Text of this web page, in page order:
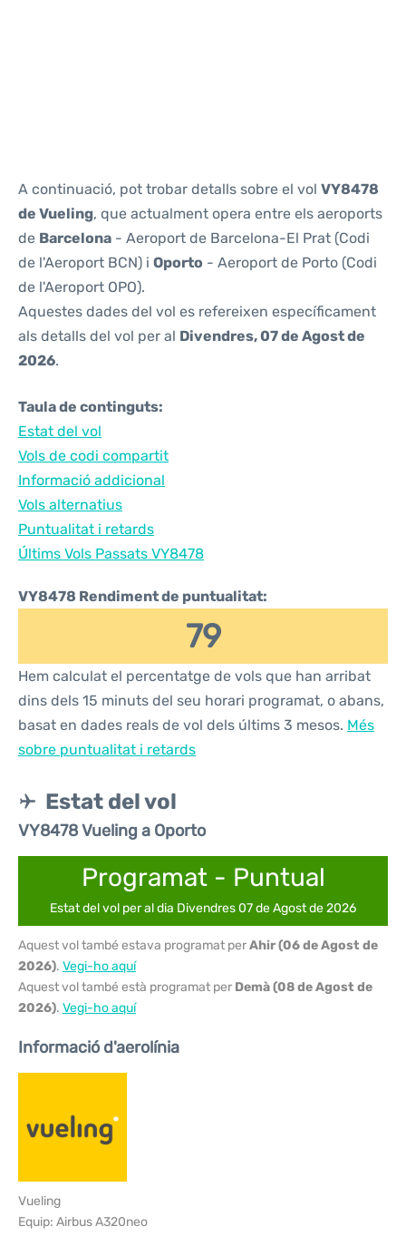
A continuació, pot trobar detalls sobre el vol VY8478
de Vueling, que actualment opera entre els aeroports
de Barcelona - Aeroport de Barcelona-El Prat (Codi
de l'Aeroport BCN) i Oporto - Aeroport de Porto (Codi
de l'Aeroport OPO).
Aquestes dades del vol es refereixen específicament
als detalls del vol per al Divendres, 07 de Agost de
2026.
Taula de continguts:
Estat del vol
Vols de codi compartit
Informació addicional
Vols alternatius
Puntualitat i retards
Últims Vols Passats VY8478
VY8478 Rendiment de puntualitat:
79
Hem calculat el percentatge de vols que han arribat
dins dels 15 minuts del seu horari programat, o abans,
basat en dades reals de vol dels últims 3 mesos. Més
sobre puntualitat i retards
Estat del vol
VY8478 Vueling a Oporto
Programat - Puntual
Estat del vol per al dia Divendres 07 de Agost de 2026
Aquest vol també estava programat perAhir (06 de Agost de
2026). Vegi-ho aquí
Aquest vol també està programat per Demà (08 de Agost de
2026). Vegi-ho aquí
Informació d'aerolínia
Vueling
Equip: Airbus A320neo